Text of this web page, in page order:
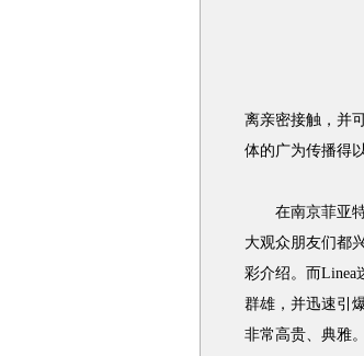
离亲密接触，并
体的广为传播得
在南京菲亚特
大观众朋友们都
彩介绍。而Linea
群雄，并迅速引
非常高贵、典雅